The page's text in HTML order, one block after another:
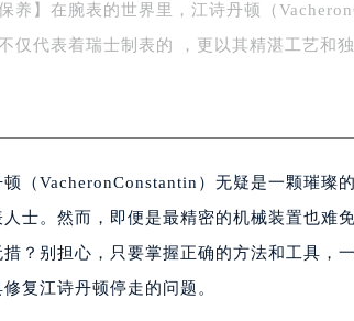
保养】在腕表的世界里，江诗丹顿（
仅代表着瑞士制表的 ，更以其精湛工艺和
（VacheronConstantin）无疑是一颗璀璨
士。然而，即便是最精密的机械装置也难
？别担心，只要掌握正确的方法和工具，
复江诗丹顿停走的问题。